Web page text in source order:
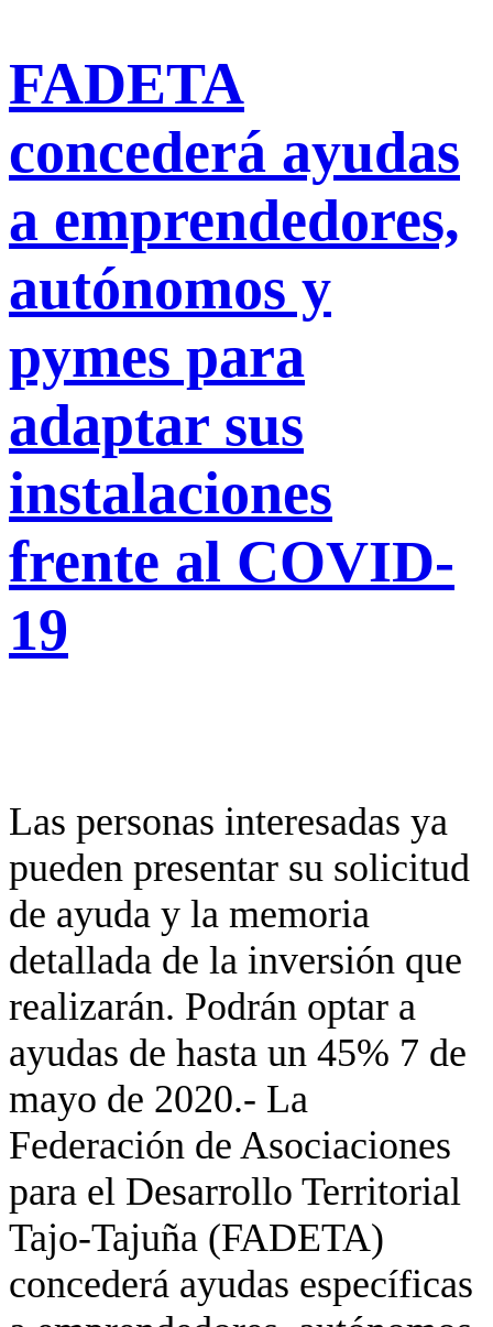
FADETA
concederá ayudas
a emprendedores,
autónomos y
pymes para
adaptar sus
instalaciones
frente al COVID-
19
Las personas interesadas ya
pueden presentar su solicitud
de ayuda y la memoria
detallada de la inversión que
realizarán. Podrán optar a
ayudas de hasta un 45% 7 de
mayo de 2020.- La
Federación de Asociaciones
para el Desarrollo Territorial
Tajo-Tajuña (FADETA)
concederá ayudas específicas